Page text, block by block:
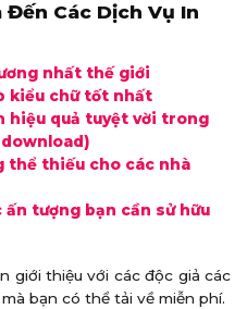
Đến Các Dịch Vụ In
nhất thế giới
kiểu chữ tốt nhất
hiệu quả tuyệt vời trong
thể thiếu cho các nhà
tượng bạn cần sử hữu
giới thiệu với các độc giả các
bạn có thể tải về miễn phí.